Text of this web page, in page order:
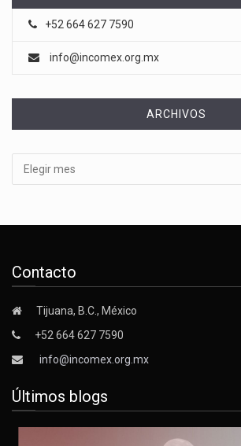
+52 664 627 7590
info@incomex.org.mx
ARCHIVOS
Contacto
Tijuana, B.C., México
+52 664 627 7590
info@incomex.org.mx
Últimos blogs